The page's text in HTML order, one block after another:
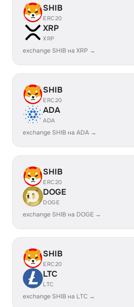
SHIB
ERC20
XRP
XRP
exchange SHIB на XRP →
SHIB
ERC20
ADA
ADA
exchange SHIB на ADA →
SHIB
ERC20
DOGE
DOGE
exchange SHIB на DOGE →
SHIB
ERC20
LTC
LTC
exchange SHIB на LTC →